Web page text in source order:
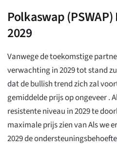
Polkaswap
2029
Vanwege de toekomstige
verwachting in 2029 tot stand
dat de bullish trend zich zal
gemiddelde prijs op ongeveer.
resistente niveau in 2029 te
maximale prijs zien vanAls we
2029 de